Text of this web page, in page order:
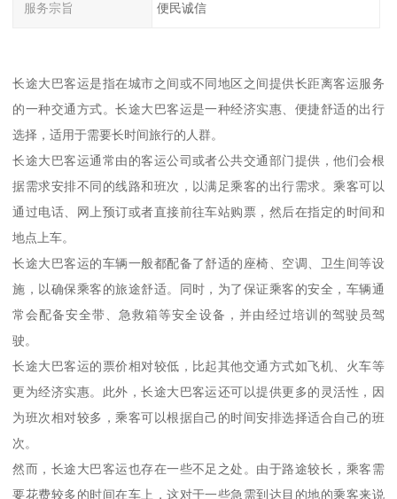
服务宗旨 便民诚信
长途大巴客运是指在城市之间或不同地区之间提供长距离客运服务
的一种交通方式。长途大巴客运是一种经济实惠、便捷舒适的出行
选择，适用于需要长时间旅行的人群。
长途大巴客运通常由的客运公司或者公共交通部门提供，他们会根
据需求安排不同的线路和班次，以满足乘客的出行需求。乘客可以
通过电话、网上预订或者直接前往车站购票，然后在指定的时间和
地点上车。
长途大巴客运的车辆一般都配备了舒适的座椅、空调、卫生间等设
施，以确保乘客的旅途舒适。同时，为了保证乘客的安全，车辆通
常会配备安全带、急救箱等安全设备，并由经过培训的驾驶员驾
驶。
长途大巴客运的票价相对较低，比起其他交通方式如飞机、火车等
更为经济实惠。此外，长途大巴客运还可以提供更多的灵活性，因
为班次相对较多，乘客可以根据自己的时间安排选择适合自己的班
次。
然而，长途大巴客运也存在一些不足之处。由于路途较长，乘客需
要花费较多的时间在车上，这对于一些急需到达目的地的乘客来说